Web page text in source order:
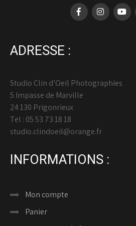
ADRESSE :
Studio Clin d’Oeil Photographies
5 Impasse de Marville
24 130 Prigonrieux
Tel : 05 53 73 18 18
studio.clindoeil@orange.fr
INFORMATIONS :
Mon compte
Panier